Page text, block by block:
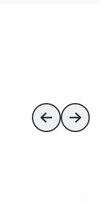
Skip toSkip